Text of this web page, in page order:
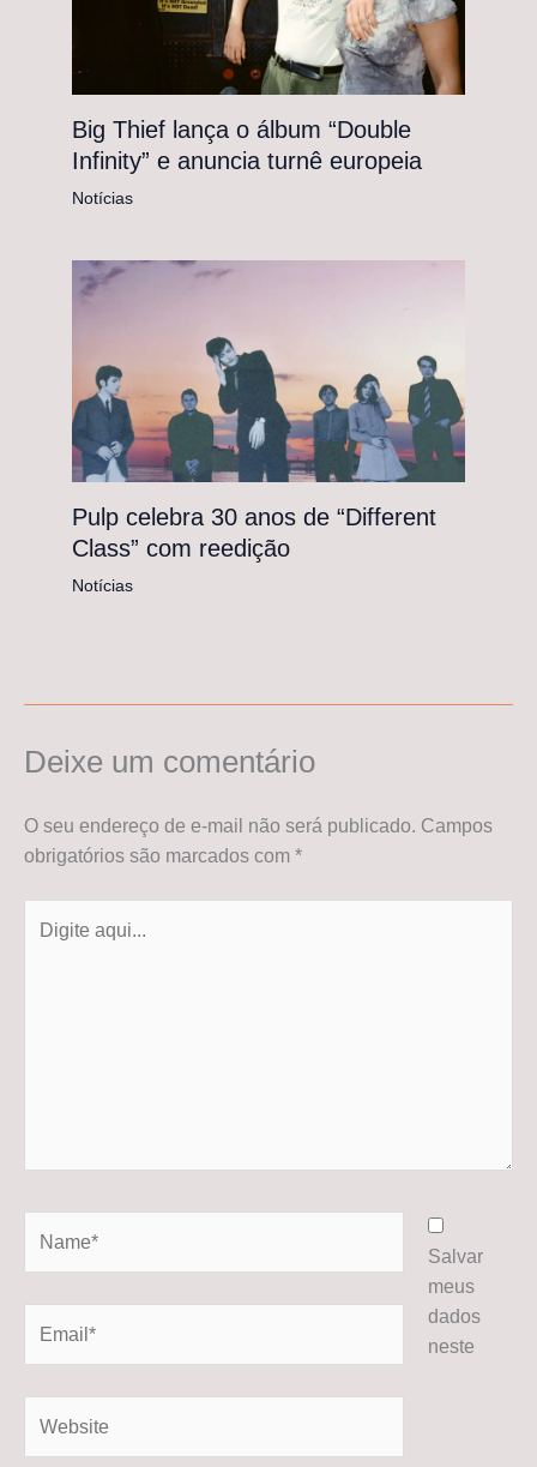
Big Thief lança o álbum “Double
Infinity” e anuncia turnê europeia
Notícias
Pulp celebra 30 anos de “Different
Class” com reedição
Notícias
Deixe um comentário
O seu endereço de e-mail não será publicado. Campos
obrigatórios são marcados com *
aqui...
Salvar
meus
dados
neste